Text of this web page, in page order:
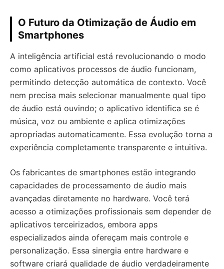
O Futuro da Otimização de Áudio em
Smartphones
A inteligência artificial está revolucionando o modo
como aplicativos processos de áudio funcionam,
permitindo detecção automática de contexto. Você
nem precisa mais selecionar manualmente qual tipo
de áudio está ouvindo; o aplicativo identifica se é
música, voz ou ambiente e aplica otimizações
apropriadas automaticamente. Essa evolução torna a
experiência completamente transparente e intuitiva.
Os fabricantes de smartphones estão integrando
capacidades de processamento de áudio mais
avançadas diretamente no hardware. Você terá
acesso a otimizações profissionais sem depender de
aplicativos terceirizados, embora apps
especializados ainda ofereçam mais controle e
personalização. Essa sinergia entre hardware e
software criará qualidade de áudio verdadeiramente